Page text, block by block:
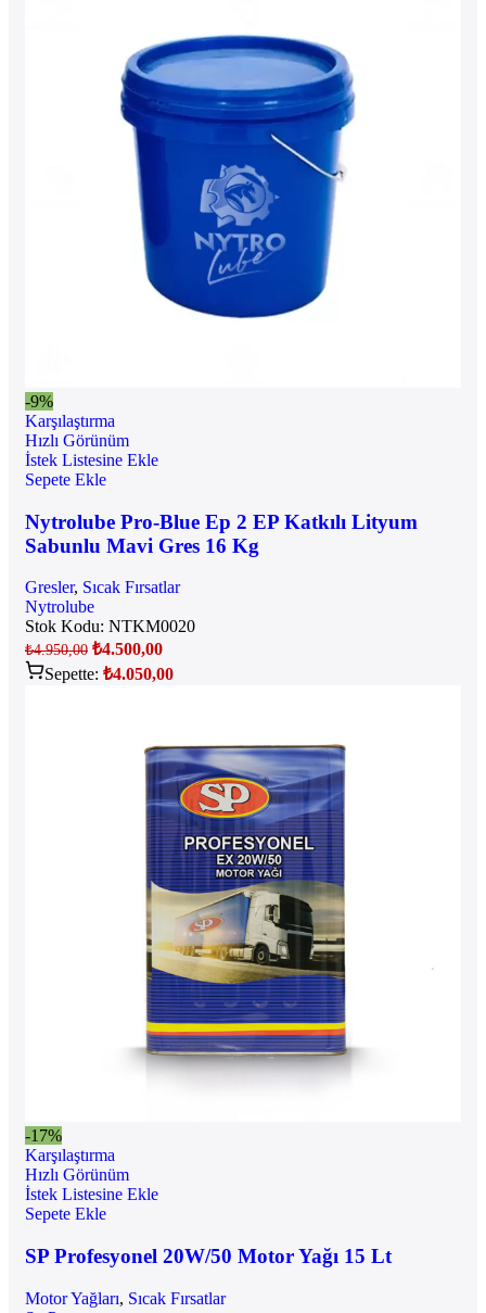
-9%
Karşılaştırma
Hızlı Görünüm
İstek Listesine Ekle
Sepete Ekle
Nytrolube Pro-Blue Ep 2 EP Katkılı Lityum
Sabunlu Mavi Gres 16 Kg
Gresler, Sıcak Fırsatlar
Nytrolube
Stok Kodu: NTKM0020
₺4.950,00 ₺4.500,00
Sepette: ₺4.050,00
-17%
Karşılaştırma
Hızlı Görünüm
İstek Listesine Ekle
Sepete Ekle
SP Profesyonel 20W/50 Motor Yağı 15 Lt
Motor Yağları, Sıcak Fırsatlar